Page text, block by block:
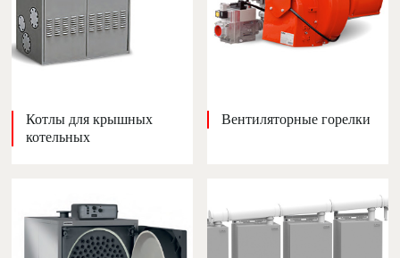
Котлы для крышных
котельных
Вентиляторные горелки